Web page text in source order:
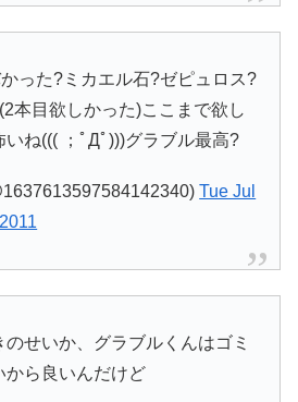
った?ミカエル石?ゼピュロス?
本目欲しかった)ここまで欲し
ね((( ；ﾟДﾟ)))グラブル最高?
Tue Jul
のせいか、グラブルくんはゴミ
から良いんだけど